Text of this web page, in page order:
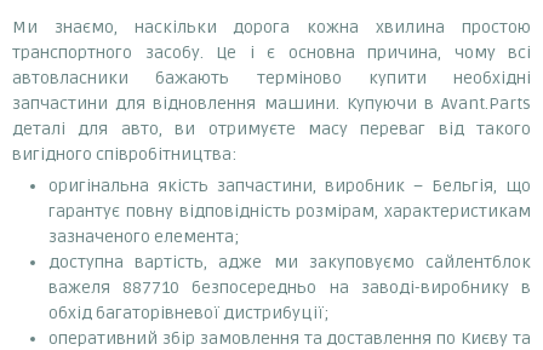
Ми знаємо, наскільки дорога кожна хвилина простою
транспортного засобу. Це і є основна причина, чому всі
автовласники бажають терміново купити необхідні
запчастини для відновлення машини. Купуючи в Avant.Parts
деталі для авто, ви отримуєте масу переваг від такого
вигідного співробітництва:
оригінальна якість запчастини, виробник – Бельгія, що
гарантує повну відповідність розмірам, характеристикам
зазначеного елемента;
доступна вартість, адже ми закуповуємо сайлентблок
важеля 887710 безпосередньо на заводі-виробнику в
обхід багаторівневої дистрибуції;
оперативний збір замовлення та доставлення по Києву та